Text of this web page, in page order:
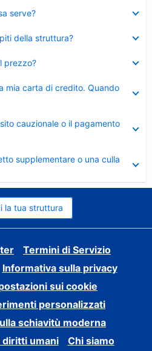
serve?
della struttura?
prezzo?
mia carta di credito. Quando
cauzionale o il pagamento
supplementare o una culla
la tua struttura
Termini di Servizio
Informativa sulla privacy
sui cookie
personalizzati
schiavitù moderna
diritti umani
Chi siamo